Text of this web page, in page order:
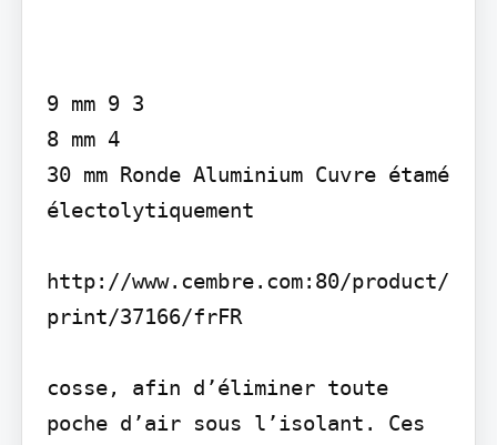
9 mm 9 3
8 mm 4
30 mm Ronde Aluminium Cuvre étamé
électolytiquement
http://www.cembre.com:80/product/
print/37166/fr­FR
cosse, afin d’éliminer toute
poche d’air sous l’isolant. Ces